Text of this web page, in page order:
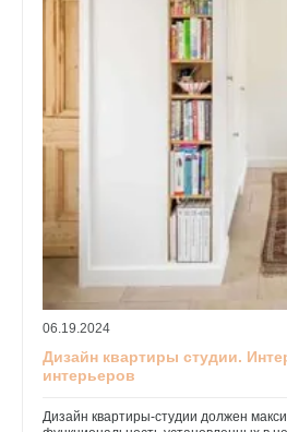
06.19.2024
Дизайн квартиры студии.
интерьеров
Дизайн квартиры-студии должен